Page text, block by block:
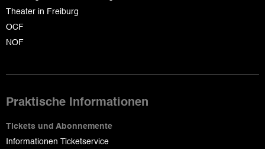
Theater in Freiburg
OCF
NOF
Praktische Informationen
Tickets und Abonnemente
Informationen Ticketservice